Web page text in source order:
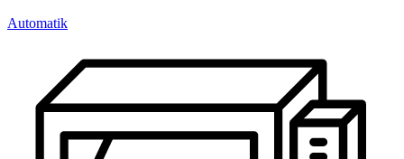
Automatik